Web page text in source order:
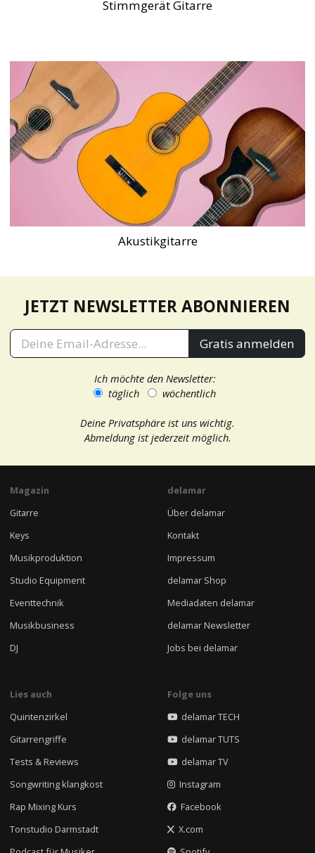
Stimmgerät Gitarre
Akustikgitarre
JETZT NEWSLETTER ABONNIEREN
Gratis anmelden
Ich möchte den Newsletter:
täglich
wöchentlich
Deine Privatsphäre ist uns wichtig.
Abmeldung ist jederzeit möglich.
Magazin
Gitarre
Keys
Musikproduktion
Studio Equipment
Eventtechnik
Musikbusiness
DJ
delamar
Über delamar
Kontakt
Impressum
delamar Shop
Mediadaten delamar
delamar Newsletter
Jobs bei delamar
Lies auch
Quintenzirkel
Gitarrengriffe
Tests & Reviews
Songwriting klangkost
Rap Mixing Kurs
Tonstudio Darmstadt
Folge uns
delamar TECH
delamar TUTS
delamar TV
Instagram
Facebook
X.com